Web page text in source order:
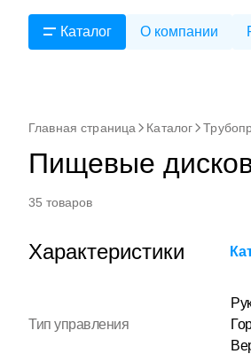
Каталог О компании
Главная страница Каталог
Пищевые
35 товаров
Характеристики
Тип управления